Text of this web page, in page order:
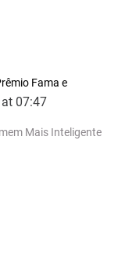
Fama e
07:47
Mais Inteligente